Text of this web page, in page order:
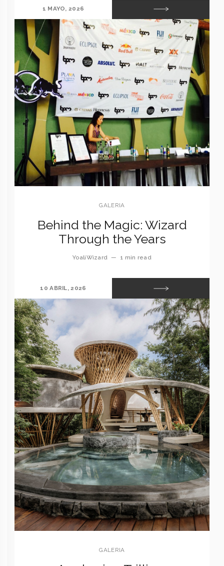
1 MAYO, 2026
GALERIA
Behind the Magic: Wizard
Through the Years
YoaliWizard — 1 min read
10 ABRIL, 2026
GALERIA